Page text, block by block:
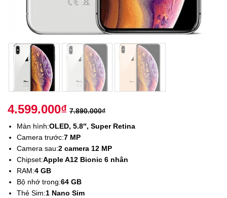
4.599.000₫ 7.890.000₫
Màn hình:OLED, 5.8″, Super Retina
Camera trước:7 MP
Camera sau:2 camera 12 MP
Chipset:Apple A12 Bionic 6 nhân
RAM:4 GB
Bộ nhớ trong:64 GB
Thẻ Sim:1 Nano Sim